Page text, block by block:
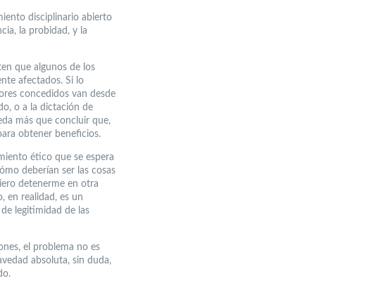
disciplinario abierto
la probidad, y la
que algunos de los
afectados. Si lo
concedidos van desde
o a la dictación de
más que concluir que,
obtener beneficios.
ético que se espera
deberían ser las cosas
detenerme en otra
en realidad, es un
legitimidad de las
el problema no es
absoluta, sin duda,